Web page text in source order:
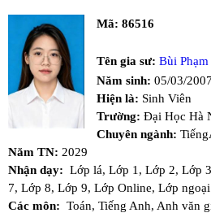
Mã: 86516
Tên gia sư: Bùi
Năm sinh: 05/03/2007
Hiện là: Sinh Viên
Trường: Đại Học Hà
Chuyên ngành:
Năm TN: 2029
Nhận dạy: Lớp lá, Lớp 1, Lớp 2, Lớp
7, Lớp 8, Lớp 9, Lớp Online, Lớp
Các môn: Toán, Tiếng Anh, Anh văn